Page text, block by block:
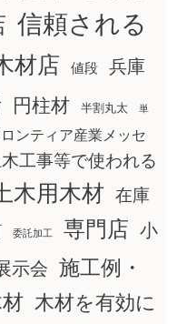
信頼される
材店 値段
兵庫
円柱材 半割丸太 単
ンティア産業メッセ
工事等で使われる
木用木材 在庫
委託加工 専門店 小
示会 施工例・
木材を有効に